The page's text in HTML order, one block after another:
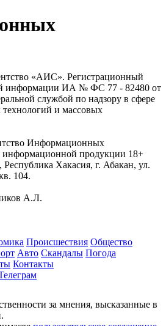
«АИС». Регистрационный
информации ИА № ФС 77 - 82480 от
службой по надзору в сфере
и массовых
Информационных
продукции 18+
Хакасия, г. Абакан, ул.
104.
А.Л.
Происшествия Общество
Авто Скандалы Погода
Контакты
за мнения, высказанные в